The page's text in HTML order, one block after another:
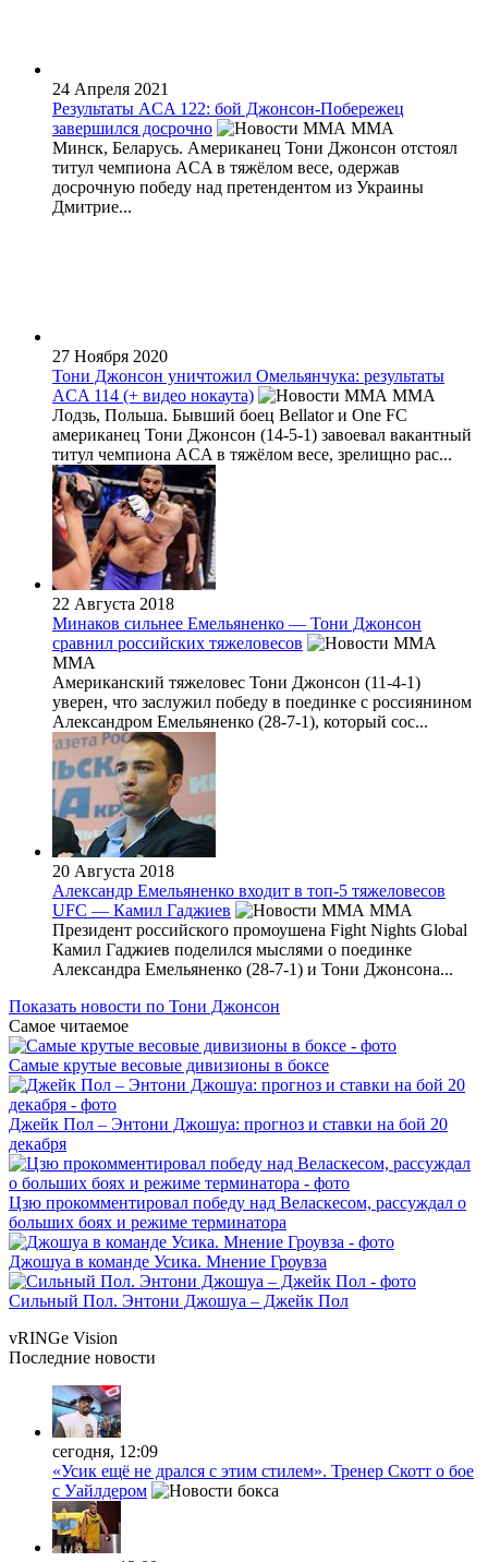
24 Апреля 2021
Результаты ACA 122: бой Джонсон-Побережец
завершился досрочно
MMA
Минск, Беларусь. Американец Тони Джонсон отстоял
титул чемпиона ACA в тяжёлом весе, одержав
досрочную победу над претендентом из Украины
Дмитрие...
27 Ноября 2020
Тони Джонсон уничтожил Омельянчука: результаты
ACA 114 (+ видео нокаута)
MMA
Лодзь, Польша. Бывший боец Bellator и One FC
американец Тони Джонсон (14-5-1) завоевал вакантный
титул чемпиона ACA в тяжёлом весе, зрелищно рас...
22 Августа 2018
Минаков сильнее Емельяненко — Тони Джонсон
сравнил российских тяжеловесов
MMA
Американский тяжеловес Тони Джонсон (11-4-1)
уверен, что заслужил победу в поединке с россиянином
Александром Емельяненко (28-7-1), который сос...
20 Августа 2018
Александр Емельяненко входит в топ-5 тяжеловесов
UFC — Камил Гаджиев
MMA
Президент российского промоушена Fight Nights Global
Камил Гаджиев поделился мыслями о поединке
Александра Емельяненко (28-7-1) и Тони Джонсона...
Показать новости по Тони Джонсон
Самое читаемое
Самые крутые весовые дивизионы в боксе
Джейк Пол – Энтони Джошуа: прогноз и ставки на бой 20
декабря
Цзю прокомментировал победу над Веласкесом, рассуждал о
больших боях и режиме терминатора
Джошуа в команде Усика. Мнение Гроувза
Сильный Пол. Энтони Джошуа – Джейк Пол
vRINGe Vision
Последние новости
сегодня, 12:09
«Усик ещё не дрался с этим стилем». Тренер Скотт о бое
с Уайлдером